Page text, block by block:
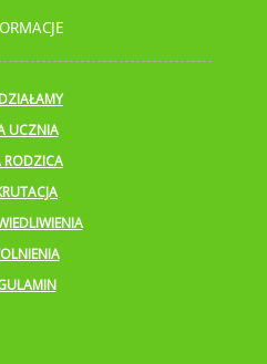
UCZNIA
RODZICA